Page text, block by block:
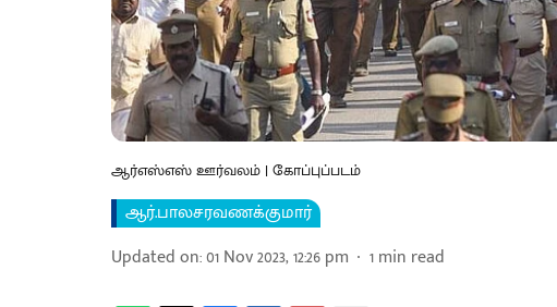
ஆர்எஸ்எஸ் ஊர்வலம் | கோப்புப்படம்
ஆர்.பாலசரவணக்குமார்
Updated on:01 Nov 2023, 12:26 pm 1min read